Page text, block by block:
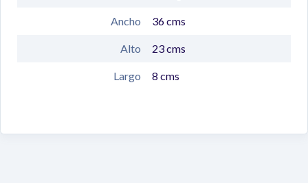
Ancho 36cms
Alto 23cms
Largo 8 cms